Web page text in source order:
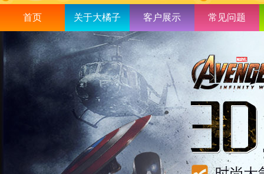
首页 关于大橘子 客户展示 常见问题